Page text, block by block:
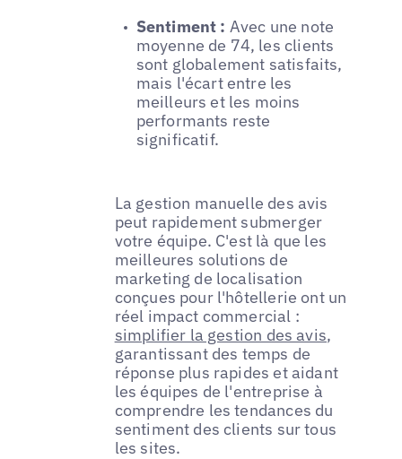
Sentiment : Avec une note
moyenne de 74, les clients
sont globalement satisfaits,
mais l'écart entre les
meilleurs et les moins
performants reste
significatif.
La gestion manuelle des avis
peut rapidement submerger
votre équipe. C'est là que les
meilleures solutions de
marketing de localisation
conçues pour l'hôtellerie ont un
réel impact commercial :
simplifier la gestion des avis,
garantissant des temps de
réponse plus rapides et aidant
les équipes de l'entreprise à
comprendre les tendances du
sentiment des clients sur tous
les sites.